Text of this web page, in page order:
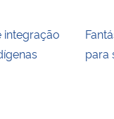
para